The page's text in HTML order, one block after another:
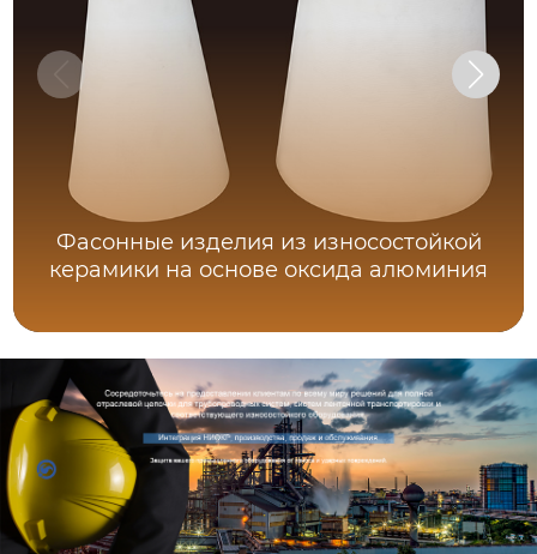
Фасонные изделия из износостойкой
керамики на основе оксида алюминия